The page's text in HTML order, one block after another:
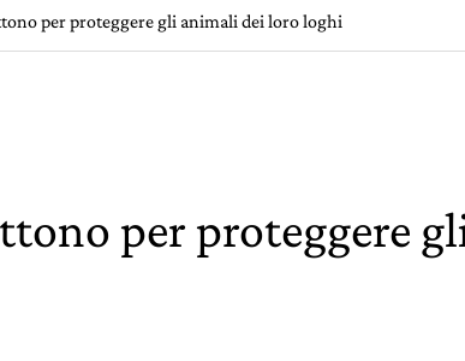
per proteggere gli animali dei loro loghi
per proteggere